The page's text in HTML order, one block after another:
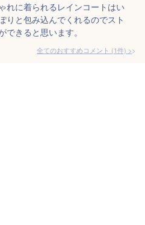
れに着られるレインコートはい
りと包み込んでくれるのでスト
きると思います。
全てのおすすめコメント (1件) >